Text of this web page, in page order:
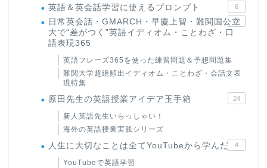
英語＆英会話学習に使えるプロンプト 6
日常英会話・GMARCH・早慶上智・難関国公立
大で“差がつく”英語イディオム・ことわざ・口
語表現365
22
英語フレーズ365を使った練習問題＆予想問題集
難関大学超絶頻出イディオム・ことわざ・会話文表
現特集
原田先生の英語授業アイデア玉手箱 24
新人英語先生いらっしゃい！
海外の英語授業実践シリーズ
人生に大切なことは全てYouTubeから学んだ 4
YouTubeで英語学習